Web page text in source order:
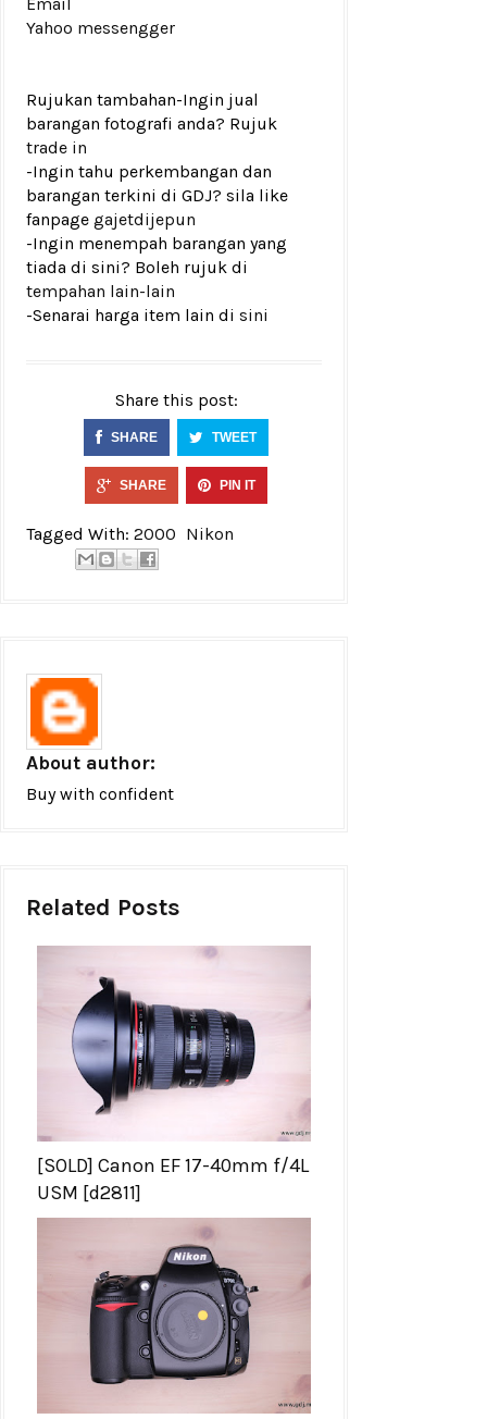
Yahoo messengger
Rujukan tambahan-Ingin jual
barangan fotografi anda? Rujuk
trade in
-Ingin tahu perkembangan dan
barangan terkini di GDJ? sila like
fanpage gajetdijepun
-Ingin menempah barangan yang
tiada di sini? Boleh rujuk di
tempahan lain-lain
-Senarai harga item lain di sini
Share this post:
SHARE TWEET
SHARE PIN IT
Tagged With: 2000 Nikon
About author:
Buy with confident
Related Posts
[SOLD] Canon EF 17-40mm f/4L
USM [d2811]